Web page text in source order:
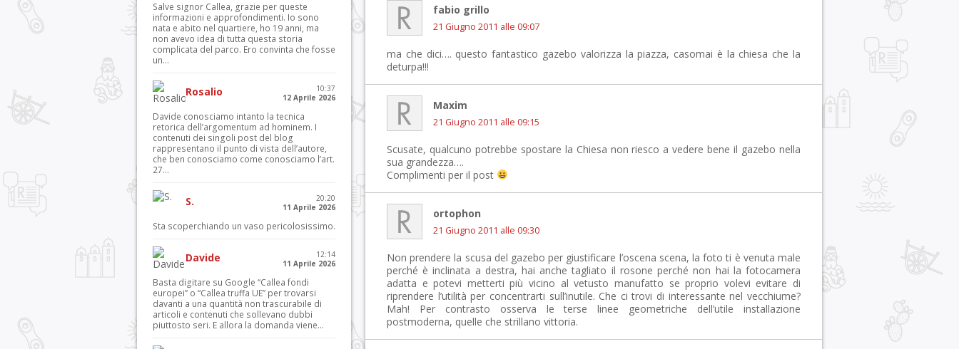
fabio grillo
21 Giugno 2011 alle 09:07
ma che dici…. questo fantastico gazebo valorizza la piazza, casomai è la chiesa che la
deturpa!!!
Maxim
21 Giugno 2011 alle 09:15
Scusate, qualcuno potrebbe spostare la Chiesa non riesco a vedere bene il gazebo nella
sua grandezza….
Complimenti per il post
ortophon
21 Giugno 2011 alle 09:30
Non prendere la scusa del gazebo per giustificare l’oscena scena, la foto ti è venuta male
perché è inclinata a destra, hai anche tagliato il rosone perché non hai la fotocamera
adatta e potevi metterti più vicino al vetusto manufatto se proprio volevi evitare di
riprendere l’utilità per concentrarti sull’inutile. Che ci trovi di interessante nel vecchiume?
Mah! Per contrasto osserva le terse linee geometriche dell’utile installazione
postmoderna, quelle che strillano vittoria.
Salve signor Callea, grazie per queste
informazioni e approfondimenti. Io sono
nata e abito nel quartiere, ho 19 anni, ma
non avevo idea di tutta questa storia
complicata del parco. Ero convinta che fosse
un...
Rosalio
10:37
12 Aprile 2026
Davide conosciamo intanto la tecnica
retorica dell’argomentum ad hominem. I
contenuti dei singoli post del blog
rappresentano il punto di vista dell’autore,
che ben conosciamo come conosciamo l’art.
27...
S.
20:20
11 Aprile 2026
Sta scoperchiando un vaso pericolosissimo.
Davide
12:14
11 Aprile 2026
Basta digitare su Google “Callea fondi
europei” o “Callea truffa UE” per trovarsi
davanti a una quantità non trascurabile di
articoli e contenuti che sollevano dubbi
piuttosto seri. E allora la domanda viene...